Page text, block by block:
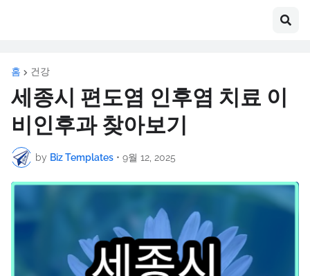
홈 건강
세종시 편도염 인후염 치료 이
비인후과 찾아보기
by Biz Templates • 9월 12, 2025